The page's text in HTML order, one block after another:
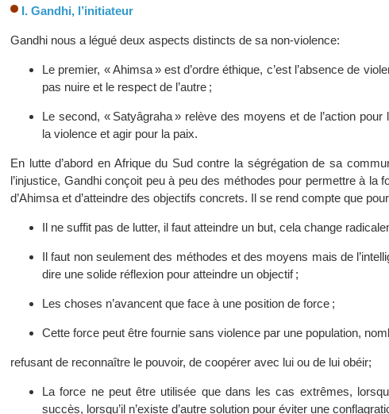
I. Gandhi, l’initiateur
Gandhi nous a légué deux aspects distincts de sa non-violence:
Le premier, « Ahimsa » est d’ordre éthique, c’est l’absence de
pas nuire et le respect de l’autre ;
Le second, « Satyâgraha » relève des moyens et de l’action
la violence et agir pour la paix.
En lutte d’abord en Afrique du Sud contre la ségrégation de sa
l’injustice, Gandhi conçoit peu à peu des méthodes pour permettre à la
d’Ahimsa et d’atteindre des objectifs concrets. Il se rend compte que
Il ne suffit pas de lutter, il faut atteindre un but, cela change
Il faut non seulement des méthodes et des moyens mais de
dire une solide réflexion pour atteindre un objectif ;
Les choses n’avancent que face à une position de force ;
Cette force peut être fournie sans violence par une population,
refusant de reconnaître le pouvoir, de coopérer avec lui ou de lui obéir;
La force ne peut être utilisée que dans les cas extrêmes,
succès, lorsqu’il n’existe d’autre solution pour éviter une